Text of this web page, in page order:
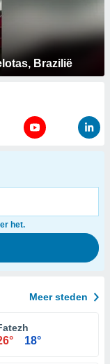
Brazilië
het.
Meer steden
18°